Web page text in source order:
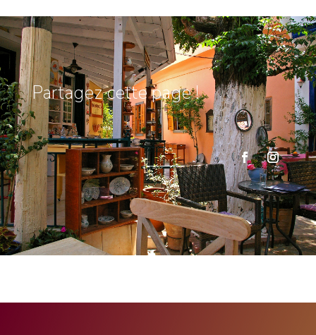
Partagez cette page !